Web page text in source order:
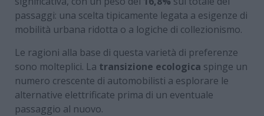
passaggi: una scelta tipicamente legata a esigenze di
mobilità urbana ridotta o a logiche di collezionismo.
Le ragioni alla base di questa varietà di preferenze
sono molteplici. La transizione ecologica spinge un
numero crescente di automobilisti a esplorare le
alternative elettrificate prima di un eventuale
passaggio al nuovo.